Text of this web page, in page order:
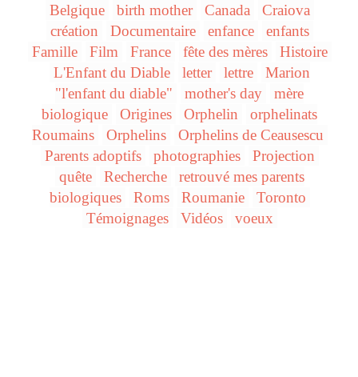
Belgique
birth mother Canada
Craiova
création
Documentaire enfance
enfants
Famille
Film France fête des mères
Histoire
L'Enfant du Diable
letter lettre
Marion
"l'enfant du diable"
mother's day
mère
biologique
Origines Orphelin
orphelinats
Roumains
Orphelins
Orphelins de Ceausescu
Parents adoptifs
photographies
Projection
quête
Recherche
retrouvé mes parents
biologiques
Roms Roumanie
Toronto
Témoignages
Vidéos voeux